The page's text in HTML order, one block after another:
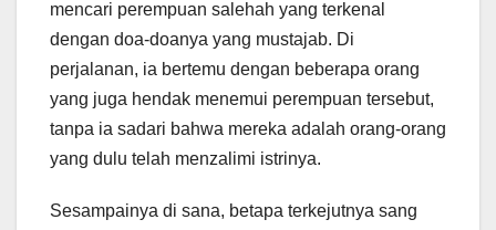
mencari perempuan salehah yang terkenal
dengan doa-doanya yang mustajab. Di
perjalanan, ia bertemu dengan beberapa orang
yang juga hendak menemui perempuan tersebut,
tanpa ia sadari bahwa mereka adalah orang-orang
yang dulu telah menzalimi istrinya.
Sesampainya di sana, betapa terkejutnya sang